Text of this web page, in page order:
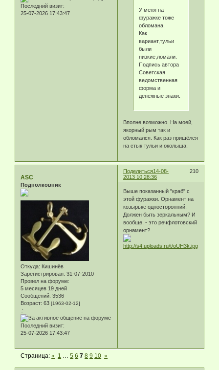
Последний визит:
25-07-2026 17:43:47
У меня на
фуражке тоже
обломана.
Как
вариант,тульи
были
низкие,ломали.
Подпись автора
Советская
ведомственная
форма и
денежные знаки.
Вполне возможно. На моей,
якорный рым так и
обломался. Как раз пришёлся
на стык тульи и околыша.
Поделиться 210
14-08-
2013 10:28:36
ASC
Подполковник
Откуда: Кишинёв
Зарегистрирован: 31-07-2010
Провел на форуме:
5 месяцев 19 дней
Сообщений: 3536
Возраст: 63 [1963-02-12]
.:
Последний визит:
25-07-2026 17:43:47
Выше показанный "краб" с
этой фуражки. Орнамент на
козырьке односторонний.
Должен быть зеркальным? И
вообще, - это речфлотовский
орнамент?
Страница:« 1 … 5 6 7 8 9 10 »